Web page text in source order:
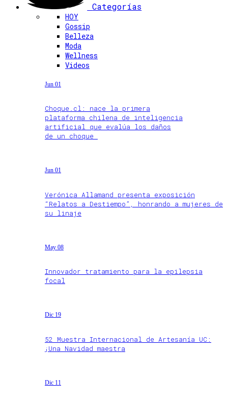
Categorías
HOY
Gossip
Belleza
Moda
Wellness
Videos
Jun 01
Choque.cl: nace la primera
plataforma chilena de inteligencia
artificial que evalúa los daños
de un choque
Jun 01
Verónica Allamand presenta exposición
“Relatos a Destiempo”, honrando a mujeres de
su linaje
May 08
Innovador tratamiento para la epilepsia
focal
Dic 19
52 Muestra Internacional de Artesanía UC:
¡Una Navidad maestra
Dic 11